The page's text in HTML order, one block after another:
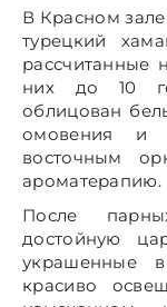
В Красном
турецкий
рассчитанные
них до 10
облицован
омовения и
восточным
ароматерапию.
После
достойную
украшенные
красиво